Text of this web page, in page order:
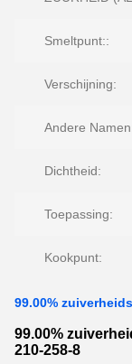
Smeltpunt::
Verschijning:
Andere
Dichtheid:
Toepassing:
Kookpunt:
99.00%
99.00%
210-258-8